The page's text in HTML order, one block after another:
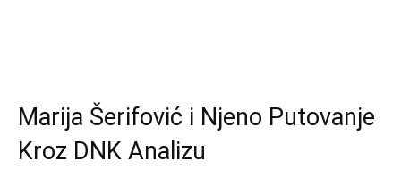
Marija Šerifović i Njeno Putovanje
Kroz DNK Analizu